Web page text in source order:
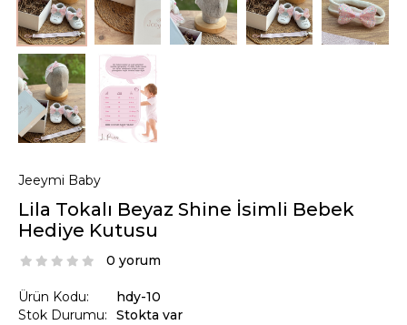
Jeeymi Baby
Lila Tokalı Beyaz Shine İsimli Bebek
Hediye Kutusu
0 yorum
Ürün Kodu:
Stok Durumu:
hdy-10
Stokta var